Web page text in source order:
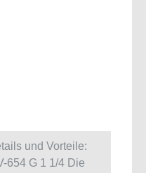
und Vorteile:
654 G 1 1/4 Die